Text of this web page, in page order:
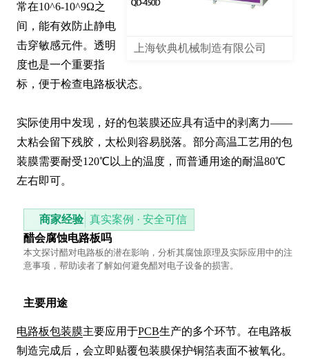
上海钦典机械制造有限公司
常在10^6-10^9Ω之
间，能有效防止静电
击穿敏感元件。透明
度也是一个重要指
标，便于检查电路板状态。
实际使用中发现，好的包装膜还应具有适中的剥离力——
太粘会留下残胶，太松则容易脱落。部分高温工艺用的包
装膜需要耐受120℃以上的温度，而普通用途的耐温80℃
左右即可。
商家经验 真实案例 · 安全可信
醋会腐蚀电路板吗
本文探讨醋对电路板的潜在影响，分析其腐蚀原理及实际应用中的注
意事项，帮助读者了解如何避免醋对电子设备的损害。
主要用途
电路板包装膜主要应用于PCB生产的多个环节。在电路板
制造完成后，会立即贴覆包装膜保护铜箔表面不被氧化。